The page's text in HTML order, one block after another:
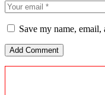
Save my name,